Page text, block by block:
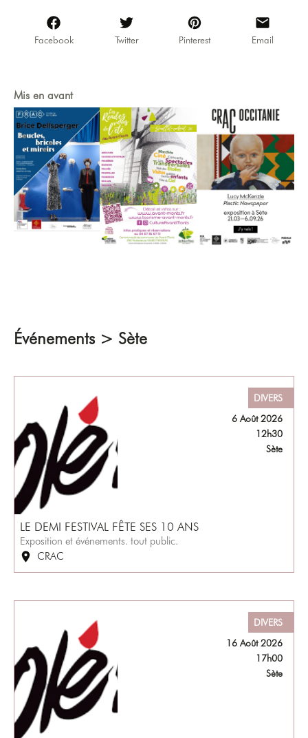
Facebook Twitter Pinterest Email
Mis en avant
Événements > Sète
DIVERS
6 Août 2026
12h30
Sète
LE DEMI FESTIVAL FÊTE SES 10 ANS
Exposition et événements. tout public.
CRAC
DIVERS
16 Août 2026
17h00
Sète